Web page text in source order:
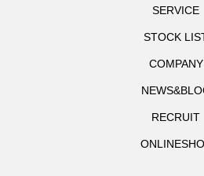
SERVICE
STOCK
COMPANY
RECRUIT